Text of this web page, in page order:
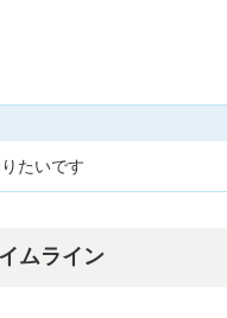
たいです
ムライン